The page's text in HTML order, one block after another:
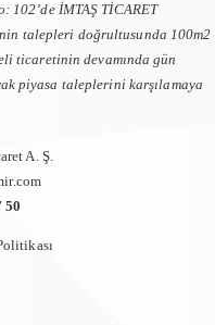
102’de İMTAŞ TİCARET
talepleri doğrultusunda 100m2
ticaretinin devamında gün
piyasa taleplerini karşılamaya
A. Ş.
50